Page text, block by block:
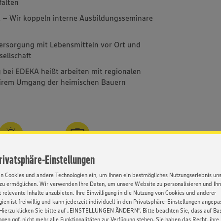
Einstellungen
Cookies und andere Technologien ein, um Ihnen ein bestmögliches Nutzungserlebnis
ermöglichen. Wir verwenden Ihre Daten, um unsere Website zu personalisieren und
relevante Inhalte anzubieten. Ihre Einwilligung in die Nutzung von Cookies und anderer
ist freiwillig und kann jederzeit individuell in den Privatsphäre-Einstellungen
klicken Sie bitte auf „EINSTELLUNGEN ÄNDERN”. Bitte beachten Sie, dass auf
ggf. nicht mehr alle Funktionalitäten zur Verfügung stehen. Sie haben das Recht, ihre
– Wir koppeln interne Ausbildungsseminare
mit Lebensmitteln vor Ort und
EDEKA heißt arbeiten mit regionalen
Umgang der heimischen Bauern
Weiterbildung